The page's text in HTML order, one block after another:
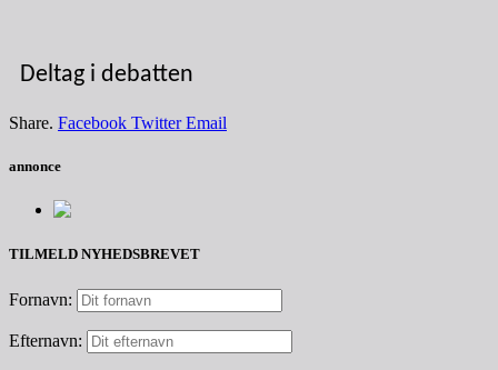
Deltag i debatten
Share. Facebook Twitter Email
annonce
TILMELD NYHEDSBREVET
Fornavn:
Efternavn: